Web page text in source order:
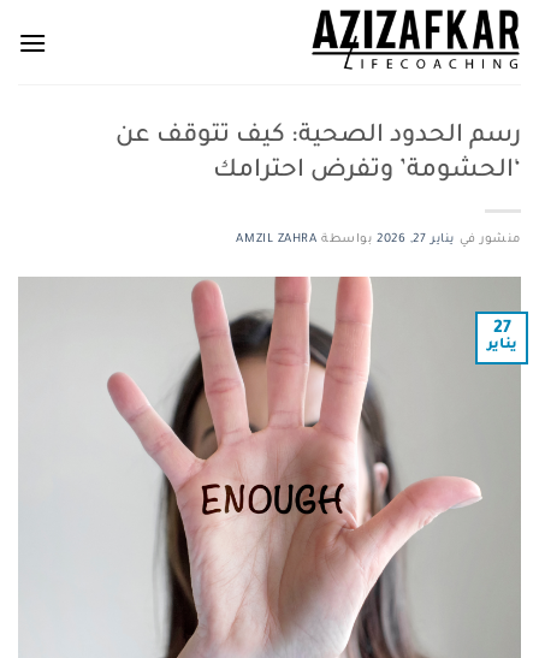
تخطي
للمحتوى
رسم الحدود الصحية: كيف تتوقف عن
‘الحشومة’ وتفرض احترامك
منشور في يناير 27, 2026 بواسطة AMZIL ZAHRA
27
يناير